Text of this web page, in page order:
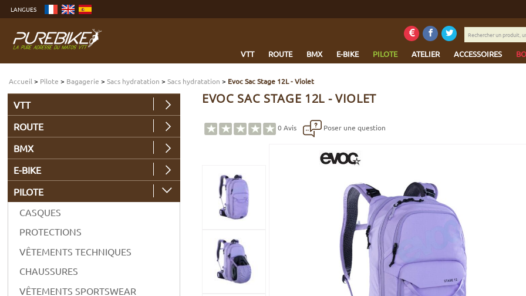
contenu
menu
Aller
LANGUES
VTT ROUTE BMX E-BIKE PILOTE ATELIER ACCESSOIRES
Rechercher
un
une
marque...
Accueil > Pilote > Bagagerie >Sacs hydratation >Sacs hydratation > Evoc Sac Stage 12L - Violet
EVOC SAC STAGE 12L - VIOLET
0 Avis Poser une question
VTT
ROUTE
BMX
E-BIKE
PILOTE
CASQUES
PROTECTIONS
VÊTEMENTS TECHNIQUES
CHAUSSURES
VÊTEMENTS SPORTSWEAR